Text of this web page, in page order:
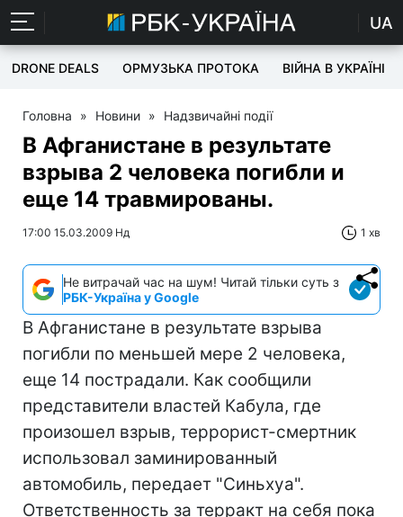
UA
DRONE DEALS ОРМУЗЬКА ПРОТОКА ВІЙНА В УКРАЇНІ
Головна » Новини » Надзвичайні події
В Афганистане в результате
взрыва 2 человека погибли и
еще 14 травмированы.
17:00 15.03.2009 Нд 1 хв
Не витрачай час на шум! Читай тільки суть з
РБК-Україна у Google
В Афганистане в результате взрыва
погибли по меньшей мере 2 человека,
еще 14 пострадали. Как сообщили
представители властей Кабула, где
произошел взрыв, террорист-смертник
использовал заминированный
автомобиль, передает "Синьхуа".
Ответственность за терракт на себя пока